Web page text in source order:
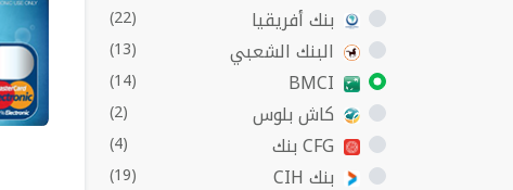
بنك أفريقيا (22)
البنك الشعبي (13)
BMCI
(14)
كاش بلوس (2)
CFG بنك (4)
بنك CIH (19)